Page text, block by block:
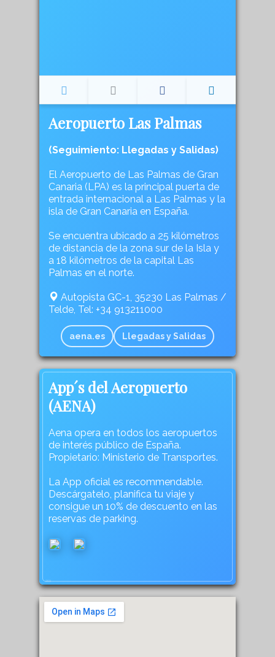
Aeropuerto Las Palmas
(Seguimiento: Llegadas y Salidas)
El Aeropuerto de Las Palmas de Gran
Canaria (LPA) es la principal puerta de
entrada internacional a Las Palmas y la
isla de Gran Canaria en España.
Se encuentra ubicado a 25 kilómetros
de distancia de la zona sur de la Isla y
a 18 kilómetros de la capital Las
Palmas en el norte.
Autopista GC-1, 35230 Las Palmas /
Telde, Tel: +34 913211000
aena.es Llegadas y Salidas
App´s del Aeropuerto
(AENA)
Aena opera en todos los aeropuertos
de interés público de España.
Propietario: Ministerio de Transportes.
La App oficial es recommendable.
Descárgatelo, planifica tu viaje y
consigue un 10% de descuento en las
reservas de parking.
269